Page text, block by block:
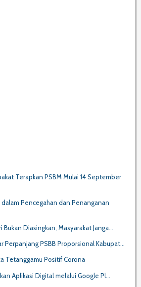
Terapkan PSBM Mulai 14 September
dalam Pencegahan dan Penanganan
Bukan Diasingkan, Masyarakat Janga...
Perpanjang PSBB Proporsional Kabupat...
Tetanggamu Positif Corona
Aplikasi Digital melalui Google Pl...